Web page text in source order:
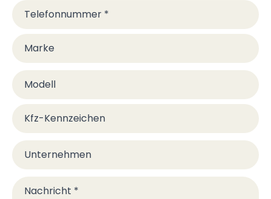
Telefonnummer *
Marke
Modell
Kfz-Kennzeichen
Unternehmen
Nachricht *